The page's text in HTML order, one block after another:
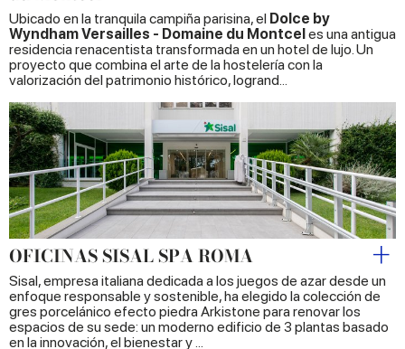
Ubicado en la tranquila campiña parisina, el Dolce by
Wyndham Versailles - Domaine du Montceles una antigua
residencia renacentista transformada en un hotel de lujo. Un
proyecto que combina el arte de la hostelería con la
valorización del patrimonio histórico, logrand...
OFICINAS SISAL SPA ROMA
Sisal, empresa italiana dedicada a los juegos de azar desde un
enfoque responsable y sostenible, ha elegido la colección de
gres porcelánico efecto piedra Arkistone para renovar los
espacios de su sede: un moderno edificio de 3 plantas basado
en la innovación, el bienestar y ...